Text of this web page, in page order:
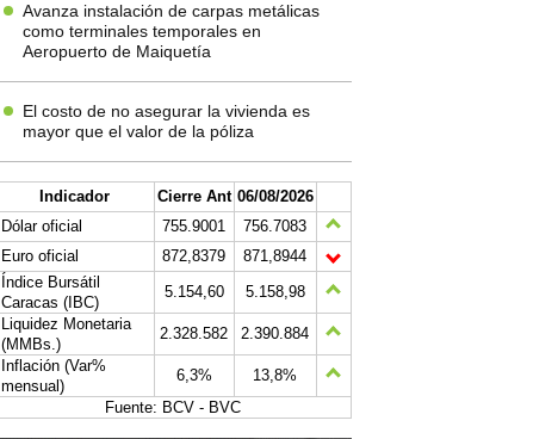
Avanza instalación de carpas metálicas
como terminales temporales en
Aeropuerto de Maiquetía
El costo de no asegurar la vivienda es
mayor que el valor de la póliza
Indicador Cierre Ant 06/08/2026
Dólar oficial
755.9001
756.7083
Euro oficial
872,8379
871,8944
Índice Bursátil
Caracas (IBC)
5.154,60
5.158,98
Liquidez Monetaria
(MMBs.)
2.328.582
2.390.884
Inflación (Var%
mensual)
6,3%
13,8%
Fuente: BCV - BVC